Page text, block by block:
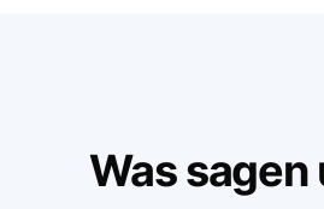
Was sagen